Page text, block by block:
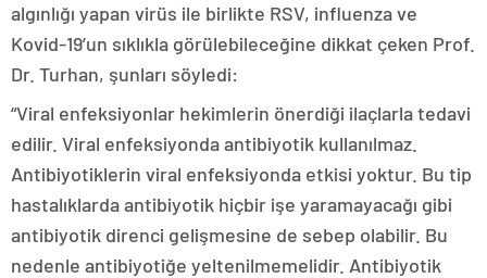
algınlığı yapan virüs ile birlikte RSV, influenza ve
Kovid-19’un sıklıkla görülebileceğine dikkat çeken Prof.
Dr. Turhan, şunları söyledi:
“Viral enfeksiyonlar hekimlerin önerdiği ilaçlarla tedavi
edilir. Viral enfeksiyonda antibiyotik kullanılmaz.
Antibiyotiklerin viral enfeksiyonda etkisi yoktur. Bu tip
hastalıklarda antibiyotik hiçbir işe yaramayacağı gibi
antibiyotik direnci gelişmesine de sebep olabilir. Bu
nedenle antibiyotiğe yeltenilmemelidir. Antibiyotik